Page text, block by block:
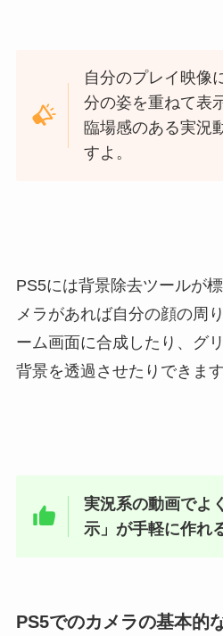
自分のプレイ映像
分の姿を重ねて表
臨場感のある実況
すよ。
PS5には背景除去ツールが
メラがあれば自分の顔の周
ーム画面に合成したり、グ
背景を透過させたりできます
実況系の動画でよ
示」が手軽に作れ
PS5でのカメラの基本的